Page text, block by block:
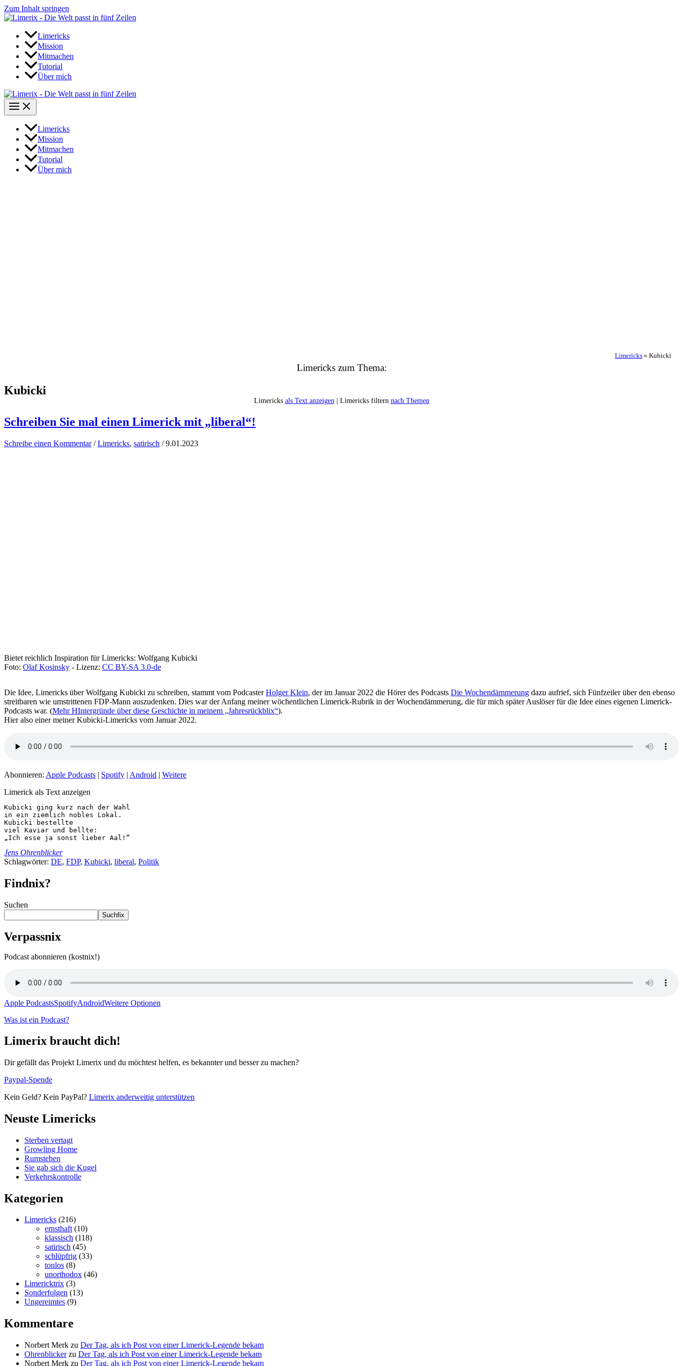
Zum Inhalt springen
Limericks
Mission
Mitmachen
Tutorial
Über mich
Limericks
Mission
Mitmachen
Tutorial
Über mich
Limericks » Kubicki
Limericks zum Thema:
Kubicki
Limericks als Text anzeigen| Limericks filtern nach Themen
Schreiben Sie mal einen Limerick mit „liberal“!
Schreibe einen Kommentar /Limericks, satirisch /9.01.2023
Bietet reichlich Inspiration für Limericks: Wolfgang Kubicki
Foto: Olaf Kosinsky - Lizenz: CC BY-SA 3.0-de
Die Idee, Limericks über Wolfgang Kubicki zu schreiben, stammt vom PodcasterHolger Klein, der im Januar 2022 die Hörer des Podcasts Die Wochendämmerung dazu aufrief, sich Fünfzeiler über den ebenso
streitbaren wie umstrittenen FDP-Mann auszudenken. Dies war der Anfang meiner wöchentlichen Limerick-Rubrik in der Wochendämmerung, die für mich später Auslöser für die Idee eines eigenen Limerick-
Podcasts war. (Mehr HIntergründe über diese Geschichte in meinem „Jahresrückblix“).
Hier also einer meiner Kubicki-Limericks vom Januar 2022.
Abonnieren: Apple Podcasts | Spotify | Android | Weitere
Limerick als Text anzeigen
Kubicki ging kurz nach der Wahl
in ein ziemlich nobles Lokal.
Kubicki bestellte
viel Kaviar und bellte:
„Ich esse ja sonst lieber Aal!“
Jens Ohrenblicker
Schlagwörter: DE, FDP, Kubicki, liberal, Politik
Findnix?
Suchen
Suchfix
Verpassnix
Podcast abonnieren (kostnix!)
Apple PodcastsSpotifyAndroidWeitere Optionen
Was ist ein Podcast?
Limerix braucht dich!
Dir gefällt das Projekt Limerix und du möchtest helfen, es bekannter und besser zu machen?
Paypal-Spende
Kein Geld? Kein PayPal? Limerix anderweitig unterstützen
Neuste Limericks
Sterben vertagt
Growling Home
Rumstehen
Sie gab sich die Kugel
Verkehrskontrolle
Kategorien
Limericks (216)
ernsthaft(10)
klassisch (118)
satirisch (45)
schlüpfrig (33)
tonlos (8)
unorthodox (46)
Limericktrix (3)
Sonderfolgen (13)
Ungereimtes (9)
Kommentare
Norbert Merk zu Der Tag, als ich Post von einer Limerick-Legende bekam
Ohrenblickerzu Der Tag, als ich Post von einer Limerick-Legende bekam
Norbert Merk zu Der Tag, als ich Post von einer Limerick-Legende bekam